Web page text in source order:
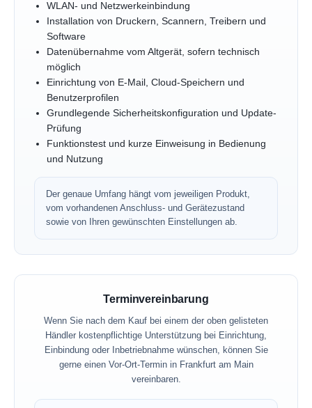
WLAN- und Netzwerkeinbindung
Installation von Druckern, Scannern, Treibern und
Software
Datenübernahme vom Altgerät, sofern technisch
möglich
Einrichtung von E-Mail, Cloud-Speichern und
Benutzerprofilen
Grundlegende Sicherheitskonfiguration und Update-
Prüfung
Funktionstest und kurze Einweisung in Bedienung
und Nutzung
Der genaue Umfang hängt vom jeweiligen Produkt,
vom vorhandenen Anschluss- und Gerätezustand
sowie von Ihren gewünschten Einstellungen ab.
Terminvereinbarung
Wenn Sie nach dem Kauf bei einem der oben gelisteten
Händler kostenpflichtige Unterstützung bei Einrichtung,
Einbindung oder Inbetriebnahme wünschen, können Sie
gerne einen Vor-Ort-Termin in Frankfurt am Main
vereinbaren.